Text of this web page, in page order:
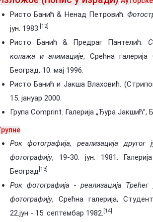
Ристо Банић & Ненад Петровић.
јун. 1983. [12]
Ристо Банић & Предраг Пантелић.
колажа и анимације, Срећна галерија
Београд, 10. мај 1996.
Ристо Банић и Јакша Влаховић.
15. јануар 2000.
Група Comprint. Галерија „Ђура Јакшић”,
Рок фотографија, реализација другог
фотографију, 19-30. јун. 1981.
Београд [13]
Рок фотографија - реализација Трећег
фотографију, Срећна галерија,
22.јун - 15. септембар 1982. [14]